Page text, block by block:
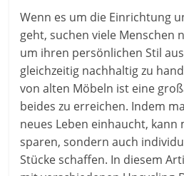
Wenn es um die Einrichtung
geht, suchen viele Menschen
um ihren persönlichen Stil
gleichzeitig nachhaltig zu
von alten Möbeln ist eine
beides zu erreichen. Indem
neues Leben einhaucht, kann
sparen, sondern auch
Stücke schaffen. In diesem